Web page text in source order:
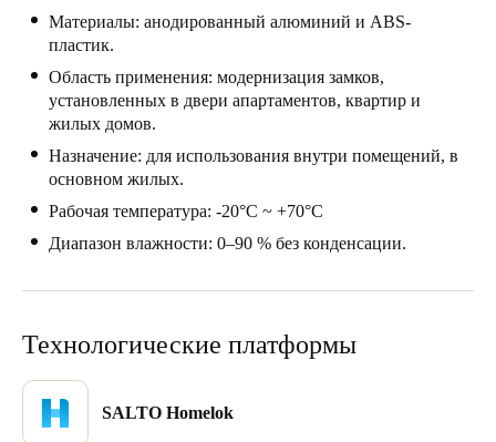
Sweden
SvenskaEnglish
Norway
English
Finland
FinnishEnglish
Материалы: анодированный алюминий и ABS-
пластик.
Область применения: модернизация замков,
установленных в двери апартаментов, квартир и
жилых домов.
Назначение: для использования внутри помещений, в
основном жилых.
Рабочая температура: -20°C ~ +70°C
Диапазон влажности: 0–90 % без конденсации.
Технологические платформы
SALTO Homelok